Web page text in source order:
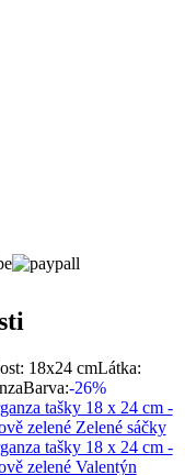
18x24 cmLátka:
Barva:-26%